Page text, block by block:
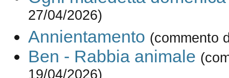
27/04/2026)
Annientamento (commento
Ben - Rabbia animale